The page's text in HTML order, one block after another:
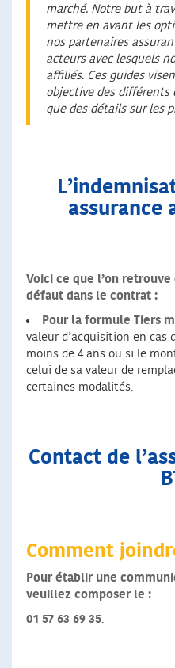
marché. Notre but à
mettre en avant les
nos partenaires
acteurs avec lesquels
affiliés. Ces guides
objective des différents
que des détails sur les
assurance
Voici ce que l’on
défaut dans le contrat :
Pour la formule Tiers
valeur d’acquisition en cas
moins de 4 ans ou si le
celui de sa valeur de
certaines modalités.
Contact de
Comment
Pour établir une
veuillez composer le :
01 57 63 69 35.